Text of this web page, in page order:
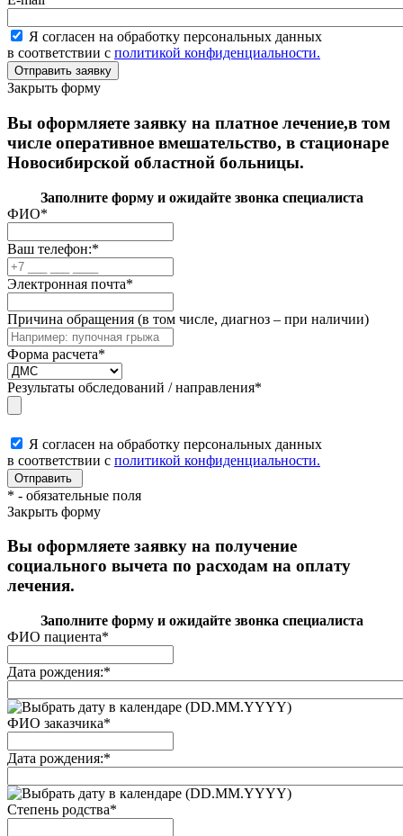
Я согласен на обработку персональных данных
в соответствии с политикой конфиденциальности.
Закрыть форму
Вы оформляете заявку на платное лечение,в том
числе оперативное вмешательство, в стационаре
Новосибирской областной больницы.
Заполните форму и ожидайте звонка специалиста
ФИО*
Ваш телефон:*
Электронная почта*
Причина обращения (в том числе, диагноз – при наличии)
Форма расчета*
Результаты обследований / направления*
Я согласен на обработку персональных данных
в соответствии с политикой конфиденциальности.
* - обязательные поля
Закрыть форму
Вы оформляете заявку на получение
социального вычета по расходам на оплату
лечения.
Заполните форму и ожидайте звонка специалиста
ФИО пациента*
Дата рождения:*
(DD.MM.YYYY)
ФИО заказчика*
Дата рождения:*
(DD.MM.YYYY)
Степень родства*